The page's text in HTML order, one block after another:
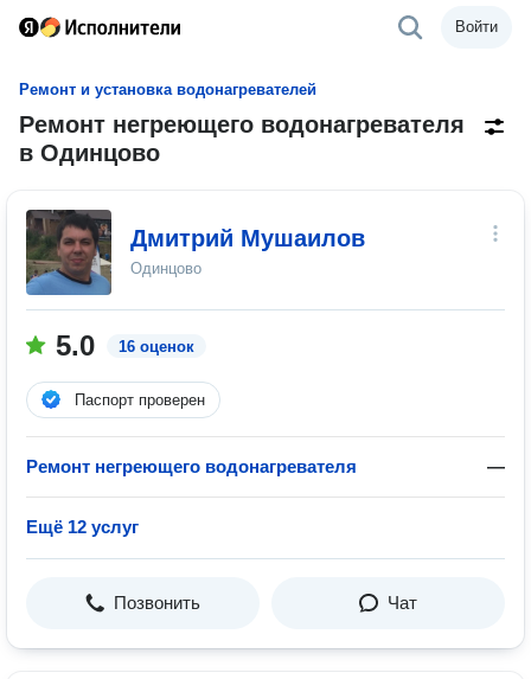
Войти
Ремонт и установка водонагревателей
Ремонт негреющего водонагревателя
в Одинцово
Дмитрий Мушаилов
Одинцово
5.0 16 оценок
Паспорт проверен
Ремонт негреющего водонагревателя —
Ещё 12 услуг
Позвонить Чат